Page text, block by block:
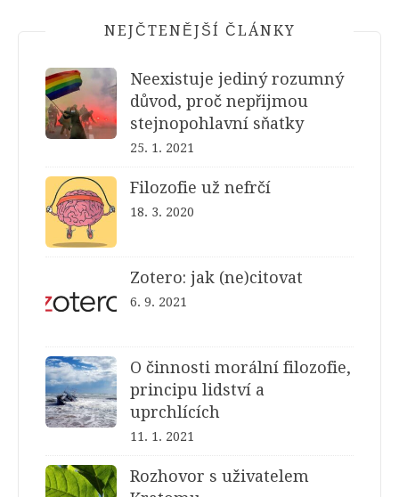
NEJČTENĚJŠÍ ČLÁNKY
Neexistuje jediný rozumný
důvod, proč nepřijmou
stejnopohlavní sňatky
25. 1. 2021
Filozofie už nefrčí
18. 3. 2020
Zotero: jak (ne)citovat
6. 9. 2021
O činnosti morální filozofie,
principu lidství a
uprchlících
11. 1. 2021
Rozhovor s uživatelem